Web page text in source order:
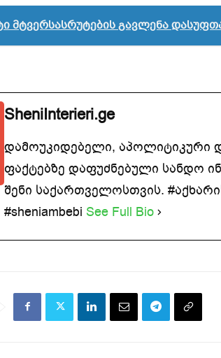
მტვერსასრუტების გავლენა
SheniInterieri.ge
დამოუკიდებელი, აპოლიტიკური
ფაქტებზე დაფუძნებული სანდო
შენი საქართველოსთვის.
#sheniambebi See Full Bio